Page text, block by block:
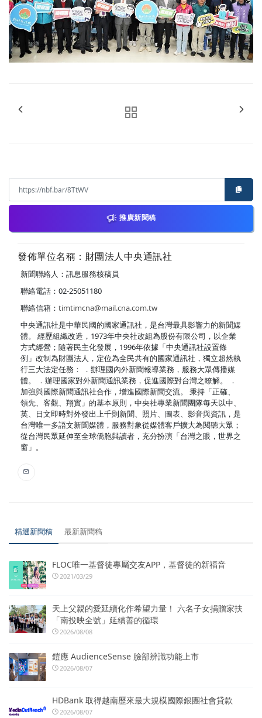
推廣新聞稿
發佈單位名稱：財團法人中央通訊社
新聞聯絡人：訊息服務核稿員
聯絡電話：02-25051180
聯絡信箱： timtimcna@mail.cna.com.tw
中央通訊社是中華民國的國家通訊社，是台灣最具影響力的新聞媒
體。 經歷組織改造，1973年中央社改組為股份有限公司，以企業
方式經營；隨著民主化發展，1996年依據「中央通訊社設置條
例」改制為財團法人，定位為全民共有的國家通訊社，獨立超然執
行三大法定任務： ．辦理國內外新聞報導業務，服務大眾傳播媒
體。 ．辦理國家對外新聞通訊業務，促進國際對台灣之瞭解。 ．
加強與國際新聞通訊社合作，增進國際新聞交流。 秉持「正確、
領先、客觀、翔實」的基本原則，中央社專業新聞團隊每天以中、
英、日文即時對外發出上千則新聞、照片、圖表、影音與資訊，是
台灣唯一多語文新聞媒體，服務對象從媒體客戶擴大為閱聽大眾；
從台灣民眾延伸至全球僑胞與讀者，充分扮演「台灣之眼，世界之
窗」。
精選新聞稿 最新新聞稿
FLOC唯一基督徒專屬交友APP，基督徒的新福音
2021/03/29
天上父親的愛延續化作希望力量！ 六名子女捐贈家扶
「南投映全號」延續善的循環
2026/08/08
鎧應 AudienceSense 臉部辨識功能上市
2026/08/07
HDBank 取得越南歷來最大規模國際銀團社會貸款
2026/08/07